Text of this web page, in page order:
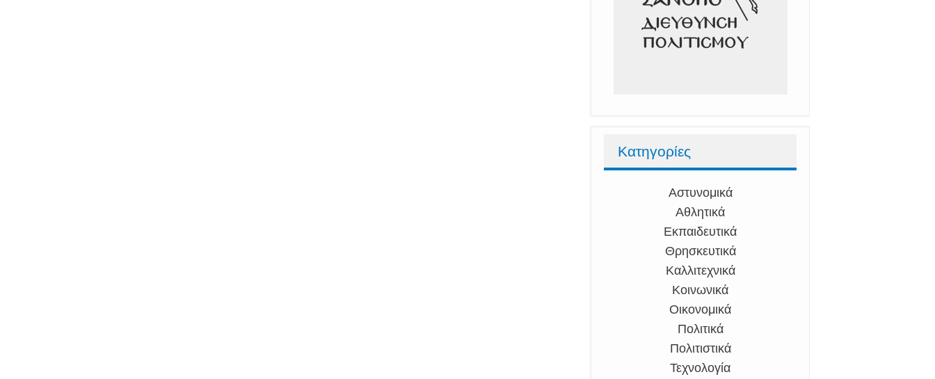
Κατηγορίες
Αστυνομικά
Αθλητικά
Εκπαιδευτικά
Θρησκευτικά
Καλλιτεχνικά
Κοινωνικά
Οικονομικά
Πολιτικά
Πολιτιστικά
Τεχνολογία